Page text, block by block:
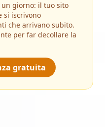
giorno: il tuo sito
si iscrivono
che arrivano subito.
per far decollare la
gratuita